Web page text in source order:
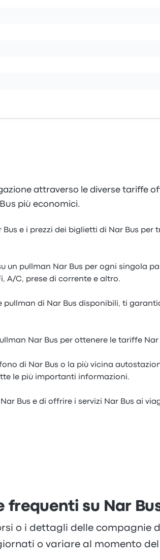
attraverso le diverse tariffe
più economici.
e i prezzi dei biglietti di Nar Bus per
un pullman Nar Bus per ogni singola
A/C, prese di corrente e altro.
di Nar Bus disponibili, ti
Nar Bus per ottenere le tariffe Nar
di Nar Bus o la più vicina
le più importanti informazioni.
Bus e di offrire i servizi Nar Bus ai
frequenti su Nar
o i dettagli delle compagnie
o variare al momento